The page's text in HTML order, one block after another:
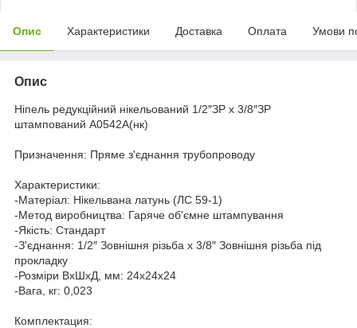
Опис Характеристики Доставка Оплата Умови
Опис
Ніпель редукційний нікельований 1/2″ЗР х 3/8″ЗР
штампований А0542А(нк)
Призначення: Пряме з'єднання трубопроводу
Характеристики:
-Матеріал: Нікельвана латунь (ЛС 59-1)
-Метод виробництва: Гаряче об'ємне штампування
-Якість: Cтандарт
-З'єднання: 1/2″ Зовнішня різьба х 3/8″ Зовнішня різьба під
прокладку
-Розміри ВхШхД, мм: 24х24х24
-Вага, кг: 0,023
Комплектация: